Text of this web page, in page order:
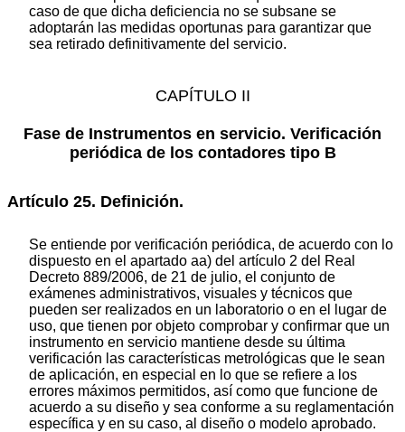
caso de que dicha deficiencia no se subsane se
adoptarán las medidas oportunas para garantizar que
sea retirado definitivamente del servicio.
CAPÍTULO II
Fase de Instrumentos en servicio. Verificación
periódica de los contadores tipo B
Artículo 25. Definición.
Se entiende por verificación periódica, de acuerdo con lo
dispuesto en el apartado aa) del artículo 2 del Real
Decreto 889/2006, de 21 de julio, el conjunto de
exámenes administrativos, visuales y técnicos que
pueden ser realizados en un laboratorio o en el lugar de
uso, que tienen por objeto comprobar y confirmar que un
instrumento en servicio mantiene desde su última
verificación las características metrológicas que le sean
de aplicación, en especial en lo que se refiere a los
errores máximos permitidos, así como que funcione de
acuerdo a su diseño y sea conforme a su reglamentación
específica y en su caso, al diseño o modelo aprobado.